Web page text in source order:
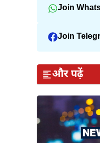
Join
Join
और पढ़ें